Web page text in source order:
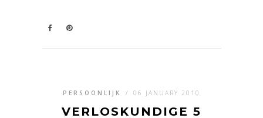
PERSOONLIJK / 06 JANUARY 2010
VERLOSKUNDIGE 5